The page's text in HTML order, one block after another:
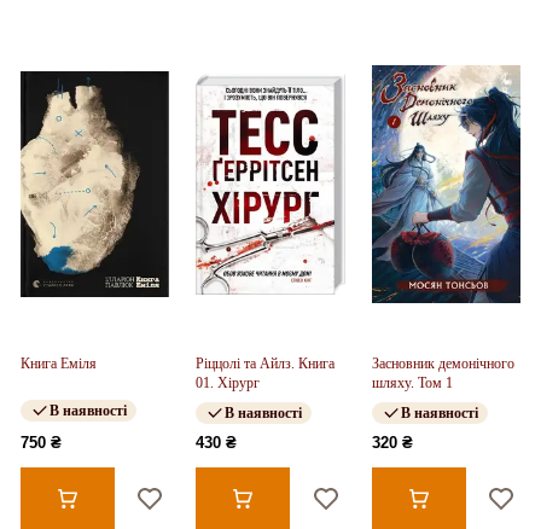
Книга Еміля
В наявності
750 ₴
Ріццолі та Айлз. Книга
01. Хірург
В наявності
430 ₴
Засновник демонічного
шляху. Том 1
В наявності
320 ₴